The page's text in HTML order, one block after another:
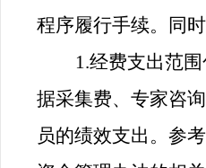
程序履行手续。同时
1.经费支出范
据采集费、专家咨
员的绩效支出。参